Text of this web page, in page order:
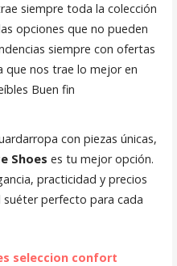
siempre toda la colección
opciones que no pueden
siempre con ofertas
que nos trae lo mejor en
Buen fin
con piezas únicas,
Shoes es tu mejor opción.
practicidad y precios
perfecto para cada
seleccion confort